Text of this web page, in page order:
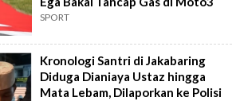
SPORT
Kronologi Santri di Jakabaring
Diduga Dianiaya Ustaz hingga
Mata Lebam, Dilaporkan ke Polisi